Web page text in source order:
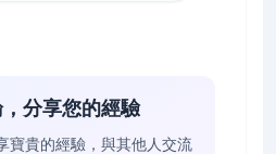
分享您的經驗
寶貴的經驗，與其他人交流